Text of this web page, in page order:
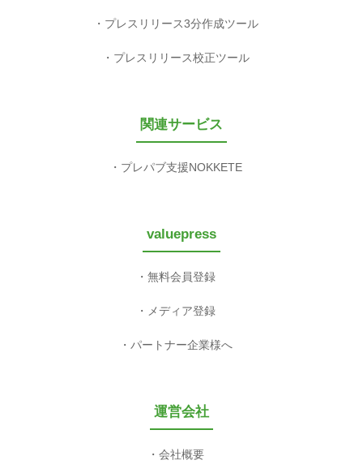
プレスリリース3分作成ツール
プレスリリース校正ツール
関連サービス
プレパブ支援NOKKETE
valuepress
無料会員登録
メディア登録
パートナー企業様へ
運営会社
会社概要